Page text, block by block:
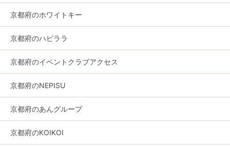
京都府のホワイトキー
京都府のハピララ
京都府のイベントクラブアクセス
京都府のNEPISU
京都府のあんグループ
京都府のKOIKOI